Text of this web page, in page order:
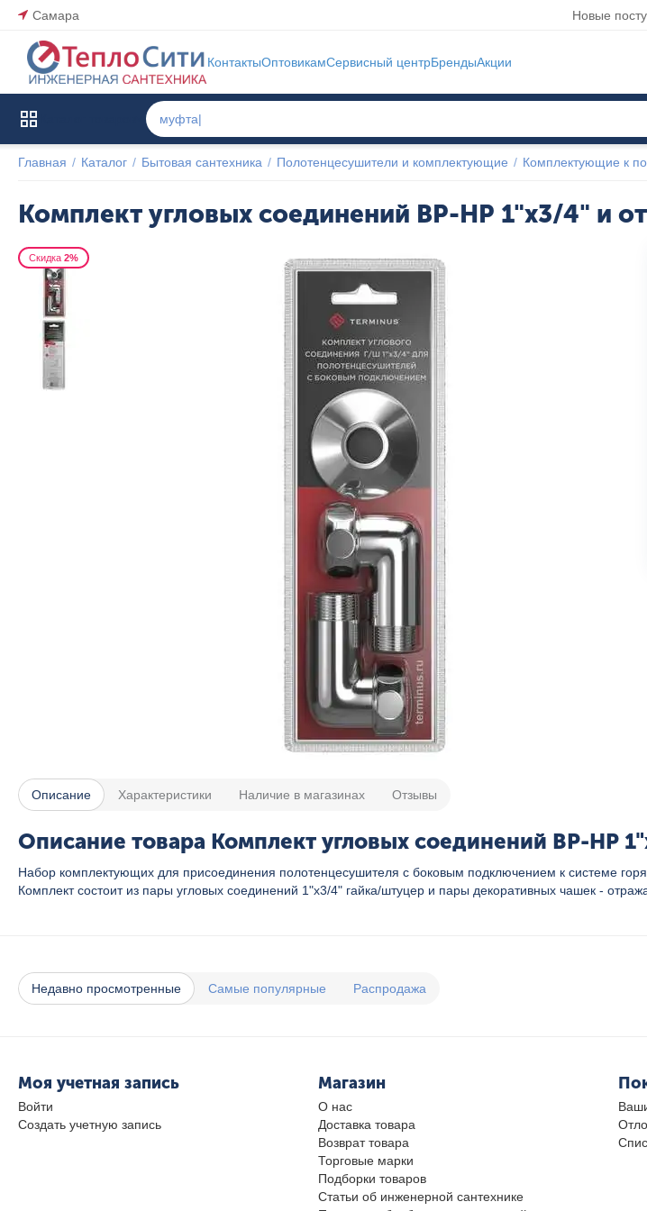
Самара Новые
КонтактыОптовикамСервисный центрБрендыАкции
Главная / Каталог / Бытовая сантехника / Полотенцесушители и комплектующие / Комплектующие к
Комплект угловых соединений ВР-НР 1"х3/4" и
Скидка 2%
Описание Характеристики Наличие в магазинах Отзывы
Описание товара Комплект угловых соединений ВР-НР
Набор комплектующих для присоединения полотенцесушителя с боковым подключением к системе
Комплект состоит из пары угловых соединений 1"х3/4" гайка/штуцер и пары декоративных чашек -
Недавно просмотренные Самые популярные Распродажа
Моя учетная запись
Войти
Создать учетную запись
Магазин
О нас
Доставка товара
Возврат товара
Торговые марки
Подборки товаров
Статьи об инженерной сантехнике